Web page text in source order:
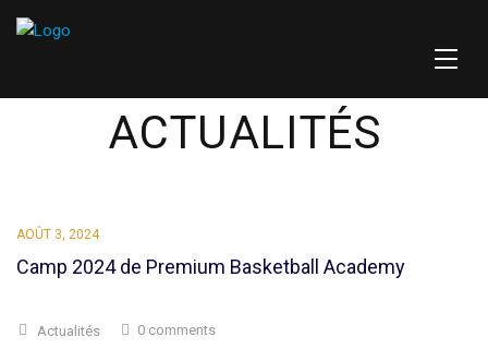
ACTUALITÉS
AOÛT 3, 2024
Camp 2024 de Premium Basketball Academy
Actualités 0 comments